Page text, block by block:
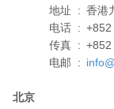
地址
: 香港
电话 :
传真 :
电邮 :
北京